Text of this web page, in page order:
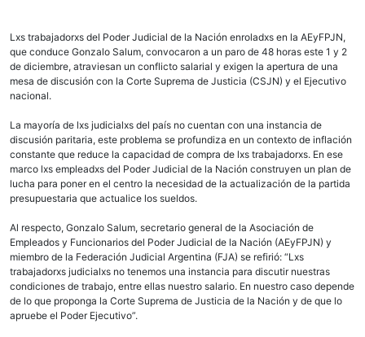
Lxs trabajadorxs del Poder Judicial de la Nación enroladxs en la AEyFPJN,
que conduce Gonzalo Salum, convocaron a un paro de 48 horas este 1 y 2
de diciembre, atraviesan un conflicto salarial y exigen la apertura de una
mesa de discusión con la Corte Suprema de Justicia (CSJN) y el Ejecutivo
nacional.
La mayoría de lxs judicialxs del país no cuentan con una instancia de
discusión paritaria, este problema se profundiza en un contexto de inflación
constante que reduce la capacidad de compra de lxs trabajadorxs. En ese
marco lxs empleadxs del Poder Judicial de la Nación construyen un plan de
lucha para poner en el centro la necesidad de la actualización de la partida
presupuestaria que actualice los sueldos.
Al respecto, Gonzalo Salum, secretario general de la Asociación de
Empleados y Funcionarios del Poder Judicial de la Nación (AEyFPJN) y
miembro de la Federación Judicial Argentina (FJA) se refirió: “Lxs
trabajadorxs judicialxs no tenemos una instancia para discutir nuestras
condiciones de trabajo, entre ellas nuestro salario. En nuestro caso depende
de lo que proponga la Corte Suprema de Justicia de la Nación y de que lo
apruebe el Poder Ejecutivo”.